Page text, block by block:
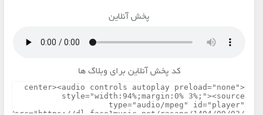
پخش آنلاین
کد پخش آنلاین برای وبلاگ ها